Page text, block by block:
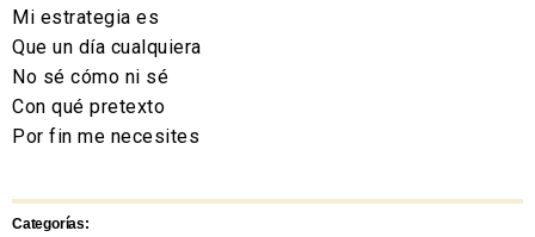
Mi estrategia es
Que un día cualquiera
No sé cómo ni sé
Con qué pretexto
Por fin me necesites
Categorías: